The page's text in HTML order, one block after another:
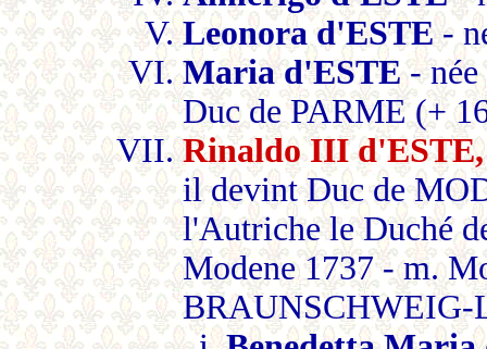
Leonora d'ESTE -
Maria d'ESTE -
Duc de PARME (+
Rinaldo III
il devint Duc de
l'Autriche le Duché
Modene 1737 - m.
BRAUNSCHWEIG-